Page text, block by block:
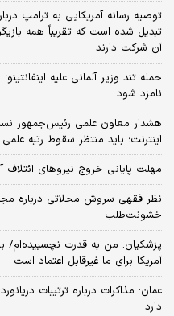
توصیه رسانه آمریکایی به ترامپ
تبدیل شده است که تقریباً همه
آن شرکت دارند
حمله تند وزیر آلمانی علیه
نامزد شود
هشدار معاون علمی رئیس‌جمهور
اینترنت؛ باید منتظر سقوط رتبه علمی
مهلت پایانی خروج نیروهای ائتلاف
نظر فقهی سروش محلاتی درباره
خشونت‌طلب
پزشکیان: من به قدرت نچسبیده‌ام/
آمریکا برای ما غیرقابل اعتماد است
عمان: مذاکرات درباره ترتیبات
دارد